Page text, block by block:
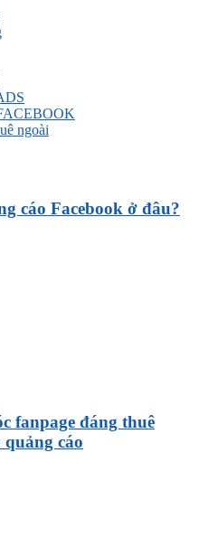
ngoài
cáo Facebook ở đâu?
fanpage đáng thuê
cáo